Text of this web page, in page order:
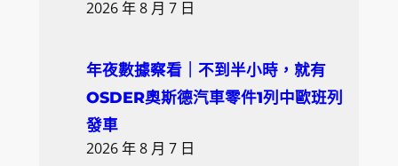
2026 年 8 月 7 日
年夜數據察看｜不到半小時，就有
OSDER奧斯德汽車零件1列中歐班列
發車
2026 年 8 月 7 日